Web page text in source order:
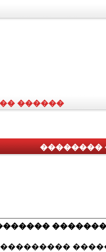
������
��������
�������